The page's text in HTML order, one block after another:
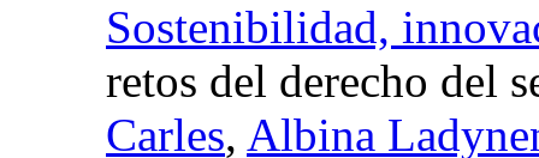
Sostenibilidad,
retos del derecho del
Carles, Albina